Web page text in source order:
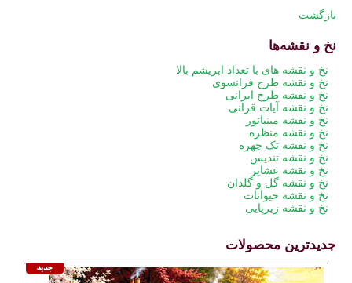
بازگشت
نخ و نقشه‌ها
پریدن
ناوبری
نخ و نقشه های با تعداد ابریشم بالا
نخ و نقشه طرح فرانسوی
نخ و نقشه طرح ایرانی
نخ و نقشه آیات قرانی
نخ و نقشه مینیاتور
نخ و نقشه منظره
نخ و نقشه تک چهره
نخ و نقشه تندیس
نخ و نقشه عشایر
نخ و نقشه گل و گلدان
نخ و نقشه حیوانات
نخ و نقشه زیرپایی
جدیدترین محصولات